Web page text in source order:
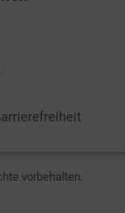
vorbehalten.